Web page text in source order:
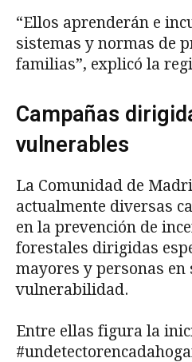
“Ellos aprenderán e
sistemas y normas de
familias”, explicó la
Campañas
vulnerables
La Comunidad de
actualmente diversas
en la prevención de
forestales dirigidas
mayores y personas en
vulnerabilidad.
Entre ellas figura la